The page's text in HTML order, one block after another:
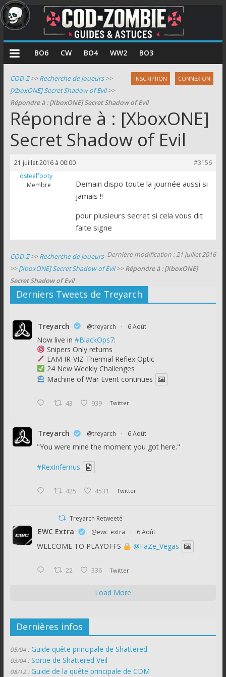
COD
Zombie
Guides
et
astuces
pour
le
zombie
BO6 CW BO4 WW2 BO3
INSCRIPTION CONNEXION
COD-Z>>Recherche de joueurs>>
[XboxONE] Secret Shadow of Evil>>
Répondre à : [XboxONE] Secret Shadow of Evil
Répondre à : [XboxONE]
Secret Shadow of Evil
21 juillet 2016 à 00:00
#3156
osteelfpoty
Membre
Demain dispo toute la journée aussi si
jamais !!
pour plusieurs secret si cela vous dit
faite signe
Dernière modification : 21 juillet 2016
COD-Z>>Recherche de joueurs
>>[XboxONE] Secret Shadow of Evil>>Répondre à : [XboxONE]
Secret Shadow of Evil
Derniers Tweets de Treyarch
Treyarch @treyarch · 6 Août
Now live in #BlackOps7:
Snipers Only returns
EAM IR-VIZ Thermal Reflex Optic
24 New Weekly Challenges
Machine of War Event continues
43 939 Twitter
Treyarch @treyarch · 6 Août
"You were mine the moment you got here."
#RexInfernus
425 4531 Twitter
Treyarch Retweeté
EWC Extra @ewc_extra · 6 Août
WELCOME TO PLAYOFFS @FaZe_Vegas
22 336 Twitter
Load More
Dernières infos
05/04 : Guide quête principale de Shattered
03/04 : Sortie de Shattered Veil
08/12 : Guide de la quête principale de CDM